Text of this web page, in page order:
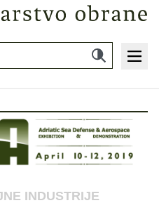
INDUSTRIJE